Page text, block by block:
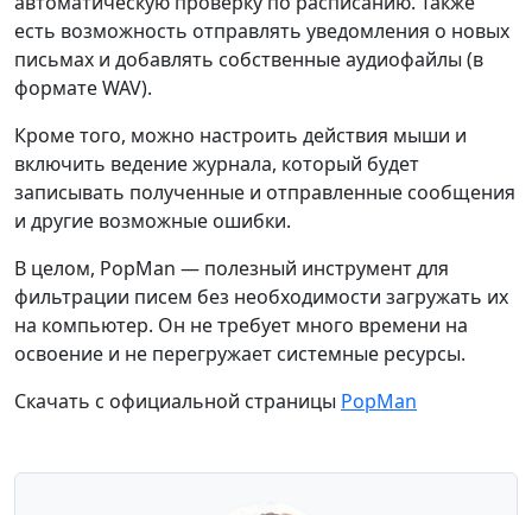
есть возможность отправлять уведомления о новых
письмах и добавлять собственные аудиофайлы (в
формате WAV).
Кроме того, можно настроить действия мыши и
включить ведение журнала, который будет
записывать полученные и отправленные сообщения
и другие возможные ошибки.
В целом, PopMan — полезный инструмент для
фильтрации писем без необходимости загружать их
на компьютер. Он не требует много времени на
освоение и не перегружает системные ресурсы.
Скачать с официальной страницы PopMan